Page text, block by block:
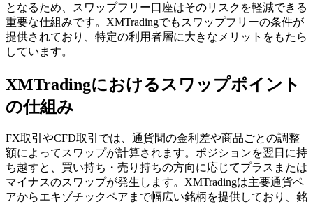
となるため、スワップフリー口座はそのリスクを軽減できる
重要な仕組みです。XMTradingでもスワップフリーの条件が
提供されており、特定の利用者層に大きなメリットをもたら
しています。
XMTradingにおけるスワップポイント
の仕組み
FX取引やCFD取引では、通貨間の金利差や商品ごとの調整
額によってスワップが計算されます。ポジションを翌日に持
ち越すと、買い持ち・売り持ちの方向に応じてプラスまたは
マイナスのスワップが発生します。XMTradingは主要通貨ペ
アからエキゾチックペアまで幅広い銘柄を提供しており、銘